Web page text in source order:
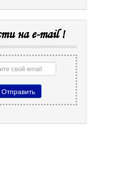
на e-mail !